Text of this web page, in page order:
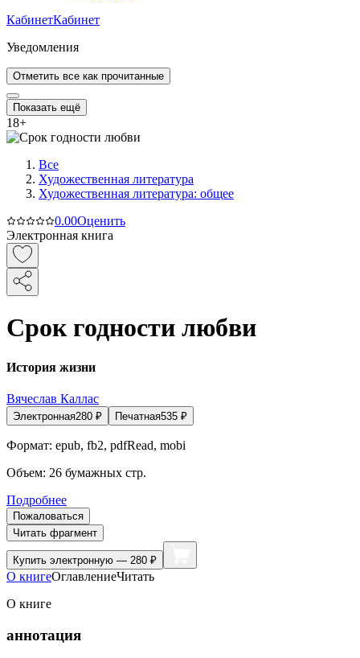
КабинетКабинет
Уведомления
Отметить все как прочитанные
Показать ещё
18+
Все
Художественная литература
Художественная литература: общее
0.00Оценить
Электронная книга
Срок годности любви
История жизни
Вячеслав Каллас
Электронная280 ₽ Печатная535 ₽
Формат: epub, fb2, pdfRead, mobi
Объем: 26 бумажных стр.
Подробнее
Пожаловаться
Читать фрагмент
Купить электронную — 280 ₽
О книгеОглавлениеЧитать
О книге
аннотация